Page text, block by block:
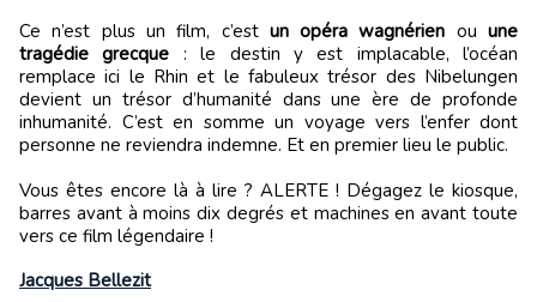
Ce n’est plus un film, c’est un opéra wagnérien ouune
tragédie grecque : le destin y est implacable, l’océan
remplace ici le Rhin et le fabuleux trésor des Nibelungen
devient un trésor d’humanité dans une ère de profonde
inhumanité. C’est en somme un voyage vers l’enfer dont
personne ne reviendra indemne. Et en premier lieu le public.
Vous êtes encore là à lire ? ALERTE ! Dégagez le kiosque,
barres avant à moins dix degrés et machines en avant toute
vers ce film légendaire !
Jacques Bellezit